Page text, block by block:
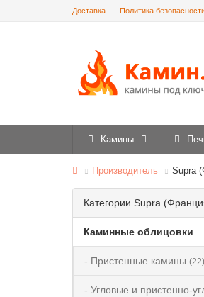
Доставка Политика
Камины
Производитель Supra
Категории Supra
Каминные облицовки
- Пристенные камины (22)
- Угловые и пристенно-